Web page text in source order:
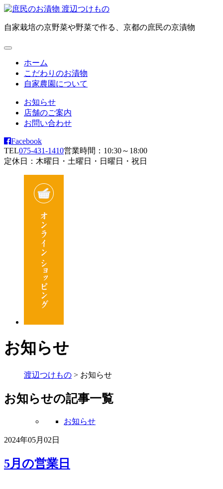
自家栽培の京野菜や野菜で作る、京都の庶民の京漬物
ホーム
こだわりのお漬物
自家農園について
お知らせ
店舗のご案内
お問い合わせ
Facebook
TEL075-431-1410営業時間：10:30～18:00
定休日：木曜日・土曜日・日曜日・祝日
お知らせ
渡辺つけもの > お知らせ
お知らせの記事一覧
お知らせ
2024年05月02日
5月の営業日